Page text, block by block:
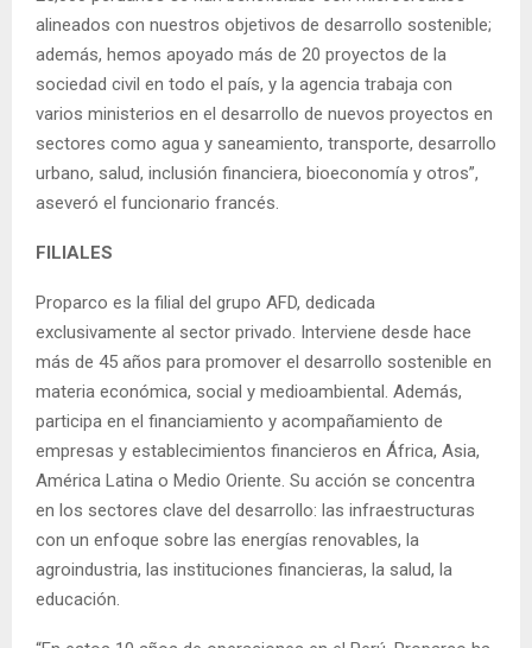
alineados con nuestros objetivos de desarrollo sostenible;
además, hemos apoyado más de 20 proyectos de la
sociedad civil en todo el país, y la agencia trabaja con
varios ministerios en el desarrollo de nuevos proyectos en
sectores como agua y saneamiento, transporte, desarrollo
urbano, salud, inclusión financiera, bioeconomía y otros”,
aseveró el funcionario francés.
FILIALES
Proparco es la filial del grupo AFD, dedicada
exclusivamente al sector privado. Interviene desde hace
más de 45 años para promover el desarrollo sostenible en
materia económica, social y medioambiental. Además,
participa en el financiamiento y acompañamiento de
empresas y establecimientos financieros en África, Asia,
América Latina o Medio Oriente. Su acción se concentra
en los sectores clave del desarrollo: las infraestructuras
con un enfoque sobre las energías renovables, la
agroindustria, las instituciones financieras, la salud, la
educación.